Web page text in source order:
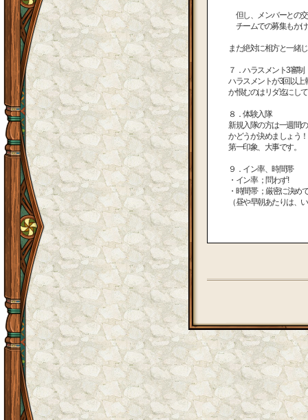
但し、メンバーとの
チームでの募集もか
また絶対に相方と一緒
７．ハラスメント3審制
ハラスメントが3回以上
か恨むのはリダ迄にし
８．体験入隊
新規入隊の方は一週間
かどうか決めましょう！
第一印象、大事です。
９．イン率、時間帯
・イン率 ；問わず!
・時間帯 ；厳密に決め
（昼や早朝あたりは、